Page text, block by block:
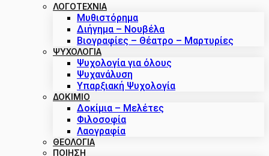
ΛΟΓΟΤΕΧΝΙΑ
Μυθιστόρημα
Διήγημα – Νουβέλα
Βιογραφίες – Θέατρο – Μαρτυρίες
ΨΥΧΟΛΟΓΙΑ
Ψυχολογία για όλους
Ψυχανάλυση
Υπαρξιακή Ψυχολογία
ΔΟΚΊΜΙΟ
Δοκίμια – Μελέτες
Φιλοσοφία
Λαογραφία
ΘΕΟΛΟΓΙΑ
ΠΟΙΗΣΗ